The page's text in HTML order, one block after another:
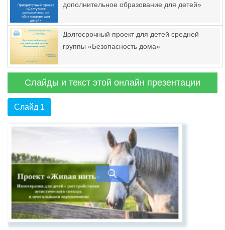
дополнительное образование для детей»
Долгосрочный проект для детей средней
группы «Безопасность дома»
Слайды и текст этой онлайн презентации
Слайд 1